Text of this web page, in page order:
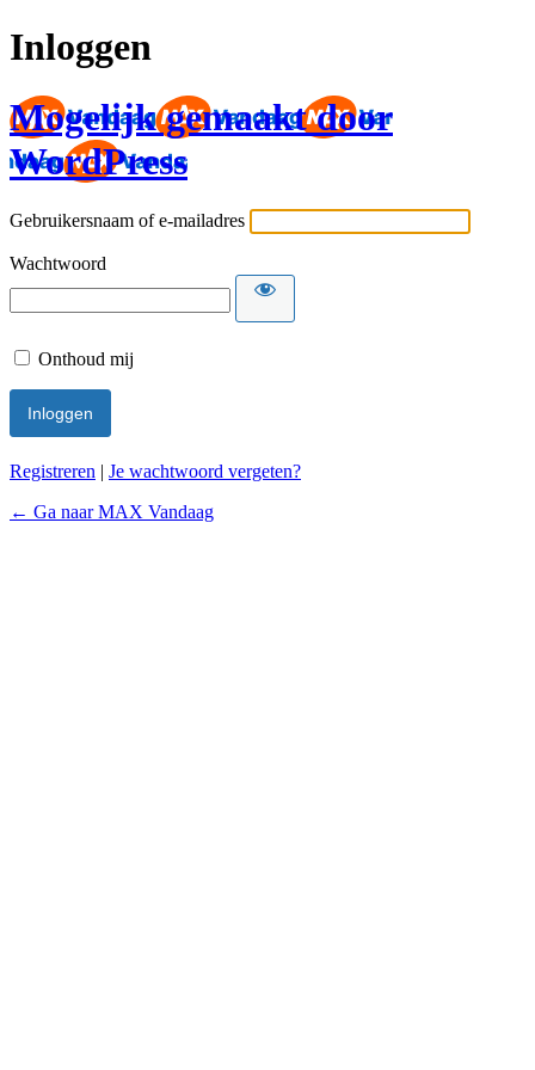
Inloggen
Mogelijk gemaakt door
WordPress
Gebruikersnaam of e-mailadres
Wachtwoord
Onthoud mij
Registreren | Je wachtwoord vergeten?
← Ga naar MAX Vandaag